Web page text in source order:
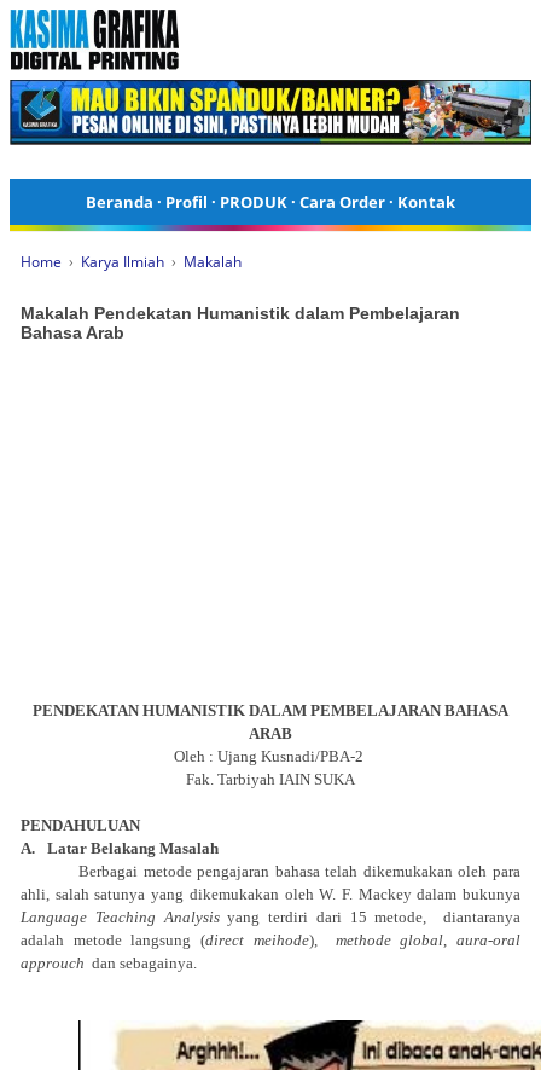
Beranda · Profil · PRODUK· Cara Order· Kontak
Home › Karya Ilmiah › Makalah
Makalah Pendekatan Humanistik dalam Pembelajaran
Bahasa Arab
PENDEKATAN HUMANISTIK DALAM PEMBELAJARAN BAHASA
ARAB
Oleh : Ujang Kusnadi/PBA-2
Fak. Tarbiyah IAIN SUKA
PENDAHULUAN
A.
Latar Belakang Masalah
Berbagai metode pengajaran bahasa telah dikemukakan oleh para
ahli, salah satunya yang dikemukakan oleh W. F. Mackey dalam bukunya
Language Teaching Analysisyang terdiri dari 15 metode,
diantaranya
adalah metode langsung (direct meihode), methode global, aura-oral
approuch dan sebagainya.